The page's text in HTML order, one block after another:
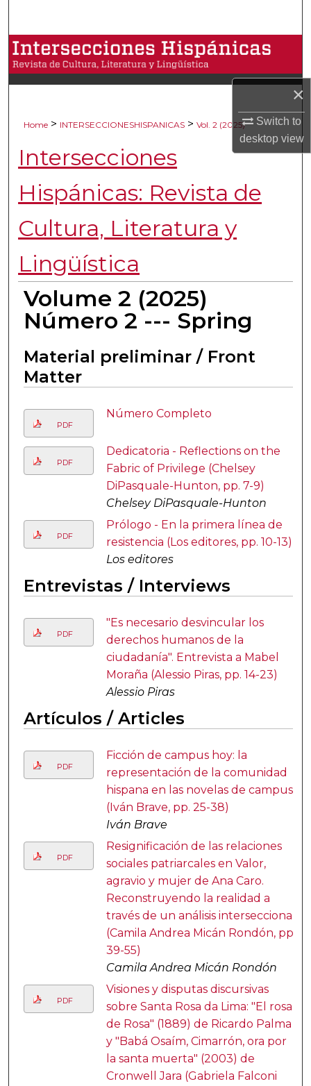
×
Switch to
desktopview
Browse Collections
My Account
About
Digital Commons Network™
Home > INTERSECCIONESHISPANICAS > Vol. 2 (2025)
Intersecciones
Hispánicas: Revista de
Cultura, Literatura y
Lingüística
Volume 2 (2025)
Número 2 --- Spring
Material preliminar / Front
Matter
PDF
Número Completo
PDF
Dedicatoria - Reflections on the
Fabric of Privilege (Chelsey
DiPasquale-Hunton, pp. 7-9)
Chelsey DiPasquale-Hunton
PDF
Prólogo - En la primera línea de
resistencia (Los editores, pp. 10-13)
Los editores
Entrevistas / Interviews
PDF
"Es necesario desvincular los
derechos humanos de la
ciudadanía". Entrevista a Mabel
Moraña (Alessio Piras, pp. 14-23)
Alessio Piras
Artículos / Articles
PDF
Ficción de campus hoy: la
representación de la comunidad
hispana en las novelas de campus
(Iván Brave, pp. 25-38)
Iván Brave
PDF
Resignificación de las relaciones
sociales patriarcales en Valor,
agravio y mujer de Ana Caro.
Reconstruyendo la realidad a
través de un análisis interseccional
(Camila Andrea Micán Rondón, pp.
39-55)
Camila Andrea Micán Rondón
PDF
Visiones y disputas discursivas
sobre Santa Rosa da Lima: "El rosal
de Rosa" (1889) de Ricardo Palma
y "Babá Osaím, Cimarrón, ora por
la santa muerta" (2003) de
Cronwell Jara (Gabriela Falconi